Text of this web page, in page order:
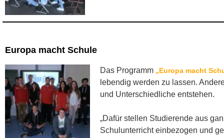
Europa macht Schule
Das Programm „Europa macht
lebendig werden zu lassen.
und Unterschiedliche entstehen.
„Dafür stellen Studierende aus
Schulunterricht einbezogen und